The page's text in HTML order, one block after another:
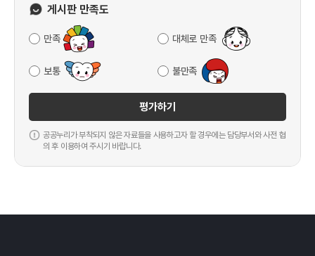
게시판 만족도
만족 대체로 만족
보통 불만족
평가하기
공공누리가 부착되지 않은 자료들을 사용하고자 할 경우에는 담당부서와 사전 협
의 후 이용하여 주시기 바랍니다.